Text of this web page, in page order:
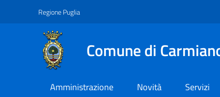
Navigation
Skip to ContentRegione Puglia
Comune di
Amministrazione Novità Servizi